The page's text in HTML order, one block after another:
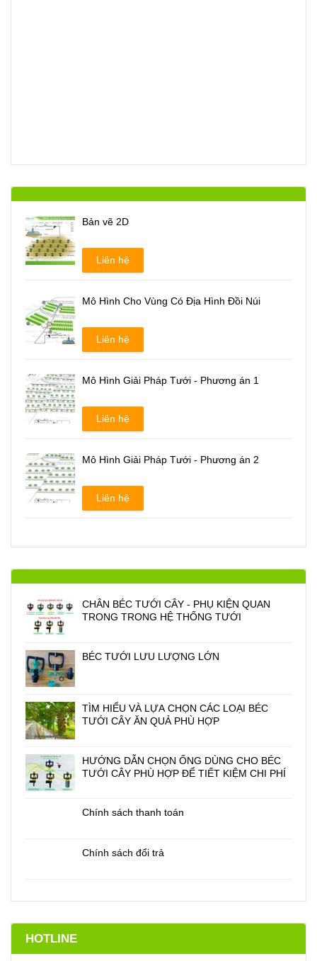
Bản vẽ 2D
Liên hệ
Mô Hình Cho Vùng Có Địa Hình Đồi Núi
Liên hệ
Mô Hình Giải Pháp Tưới - Phương án 1
Liên hệ
Mô Hình Giải Pháp Tưới - Phương án 2
Liên hệ
CHÂN BÉC TƯỚI CÂY - PHỤ KIỆN QUAN
TRONG TRONG HỆ THỐNG TƯỚI
BÉC TƯỚI LƯU LƯỢNG LỚN
TÌM HIỂU VÀ LỰA CHỌN CÁC LOẠI BÉC
TƯỚI CÂY ĂN QUẢ PHÙ HỢP
HƯỚNG DẪN CHỌN ỐNG DÙNG CHO BÉC
TƯỚI CÂY PHÙ HỢP ĐỂ TIẾT KIỆM CHI PHÍ
Chính sách thanh toán
Chính sách đổi trả
HOTLINE